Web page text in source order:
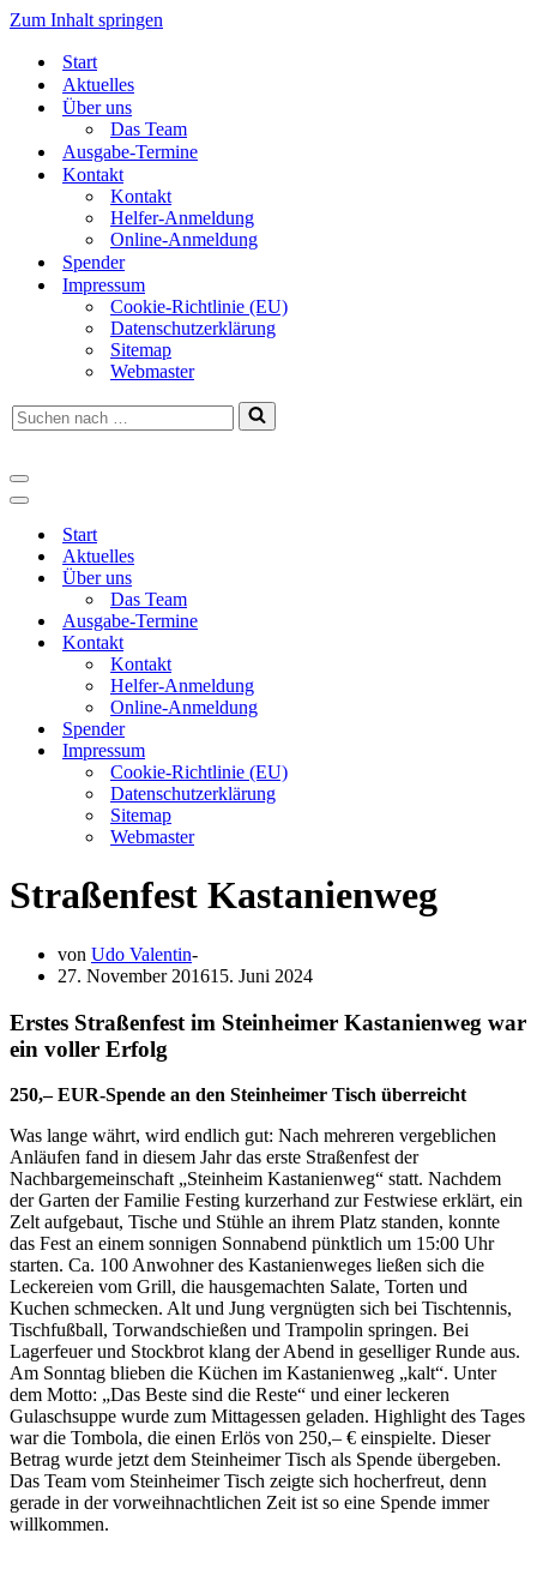
Zum Inhalt springen
Start
Aktuelles
Über uns
Das Team
Ausgabe-Termine
Kontakt
Kontakt
Helfer-Anmeldung
Online-Anmeldung
Spender
Impressum
Cookie-Richtlinie (EU)
Datenschutzerklärung
Sitemap
Webmaster
Suchen
nach …
Navigationsmenü
Navigationsmenü
Start
Aktuelles
Über uns
Das Team
Ausgabe-Termine
Kontakt
Kontakt
Helfer-Anmeldung
Online-Anmeldung
Spender
Impressum
Cookie-Richtlinie (EU)
Datenschutzerklärung
Sitemap
Webmaster
Straßenfest Kastanienweg
von Udo Valentin
27. November 201615. Juni 2024
Erstes Straßenfest im Steinheimer Kastanienweg war
ein voller Erfolg
250,– EUR-Spende an den Steinheimer Tisch überreicht
Was lange währt, wird endlich gut: Nach mehreren vergeblichen
Anläufen fand in diesem Jahr das erste Straßenfest der
Nachbargemeinschaft „Steinheim Kastanienweg“ statt. Nachdem
der Garten der Familie Festing kurzerhand zur Festwiese erklärt, ein
Zelt aufgebaut, Tische und Stühle an ihrem Platz standen, konnte
das Fest an einem sonnigen Sonnabend pünktlich um 15:00 Uhr
starten. Ca. 100 Anwohner des Kastanienweges ließen sich die
Leckereien vom Grill, die hausgemachten Salate, Torten und
Kuchen schmecken. Alt und Jung vergnügten sich bei Tischtennis,
Tischfußball, Torwandschießen und Trampolin springen. Bei
Lagerfeuer und Stockbrot klang der Abend in geselliger Runde aus.
Am Sonntag blieben die Küchen im Kastanienweg „kalt“. Unter
dem Motto: „Das Beste sind die Reste“ und einer leckeren
Gulaschsuppe wurde zum Mittagessen geladen. Highlight des Tages
war die Tombola, die einen Erlös von 250,– € einspielte. Dieser
Betrag wurde jetzt dem Steinheimer Tisch als Spende übergeben.
Das Team vom Steinheimer Tisch zeigte sich hocherfreut, denn
gerade in der vorweihnachtlichen Zeit ist so eine Spende immer
willkommen.